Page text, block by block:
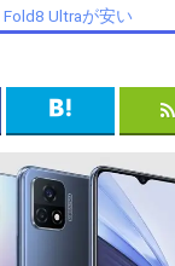
Ultraが安い